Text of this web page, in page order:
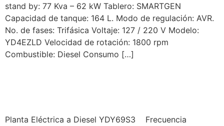
stand by: 77 Kva – 62 kW Tablero: SMARTGEN
Capacidad de tanque: 164 L. Modo de regulación: AVR.
No. de fases: Trifásica Voltaje: 127 / 220 V Modelo:
YD4EZLD Velocidad de rotación: 1800 rpm
Combustible: Diesel Consumo […]
Planta Eléctrica a Diesel YDY69S3 Frecuencia